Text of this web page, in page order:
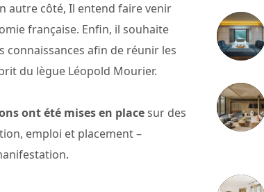
autre côté, Il entend faire venir
française. Enfin, il souhaite
connaissances afin de réunir les
du lègue Léopold Mourier.
ont été mises en placesur des
emploi et placement –